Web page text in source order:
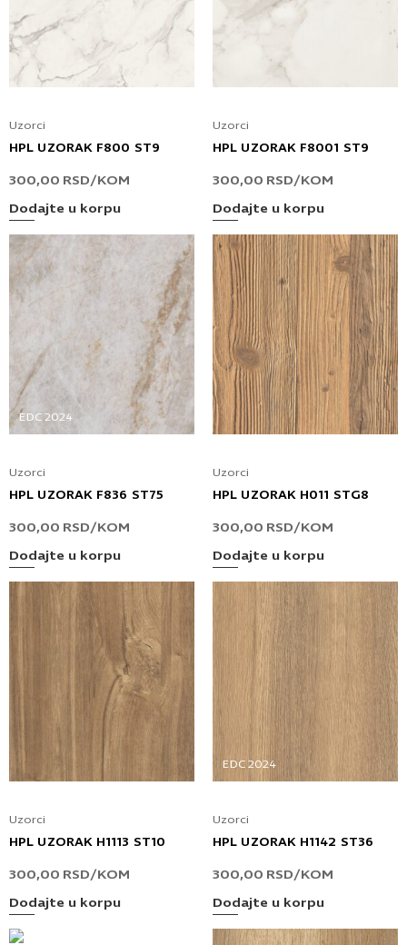
Uzorci
HPL UZORAK F800 ST9
300,00 RSD/KOM
Dodajte u korpu
Uzorci
HPL UZORAK F8001 ST9
300,00 RSD/KOM
Dodajte u korpu
Uzorci
HPL UZORAK F836 ST75
300,00 RSD/KOM
Dodajte u korpu
Uzorci
HPL UZORAK H011 STG8
300,00 RSD/KOM
Dodajte u korpu
Uzorci
HPL UZORAK H1113 ST10
300,00 RSD/KOM
Dodajte u korpu
Uzorci
HPL UZORAK H1142 ST36
300,00 RSD/KOM
Dodajte u korpu